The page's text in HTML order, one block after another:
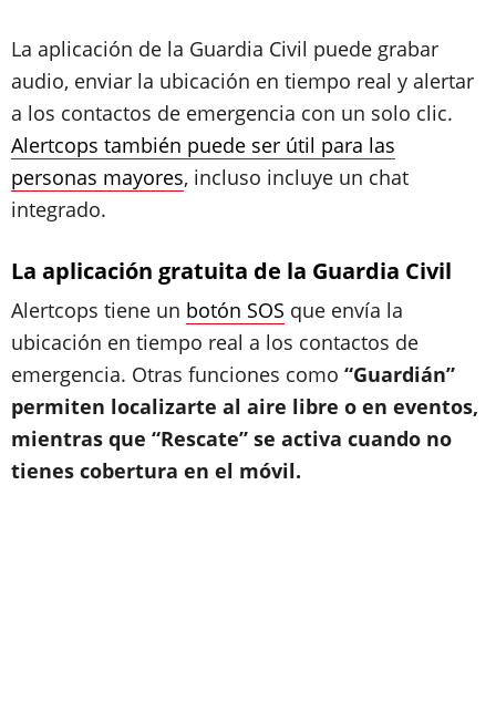
La aplicación de la Guardia Civil puede grabar
audio, enviar la ubicación en tiempo real y alertar
a los contactos de emergencia con un solo clic.
Alertcops también puede ser útil para las
personas mayores, incluso incluye un chat
integrado.
La aplicación gratuita de la Guardia Civil
Alertcops tiene un botón SOS que envía la
ubicación en tiempo real a los contactos de
emergencia. Otras funciones como “Guardián”
permiten localizarte al aire libre o en eventos,
mientras que “Rescate” se activa cuando no
tienes cobertura en el móvil.